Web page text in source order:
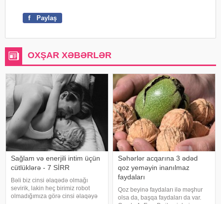
f Paylaş
OXŞAR XƏBƏRLƏR
Sağlam və enerjili intim üçün
cütlüklərə - 7 SİRR
Bəli biz cinsi əlaqədə olmağı
sevirik, lakin heç birimiz robot
olmadığımıza görə cinsi əlaqəyə
Səhərlər acqarına 3 ədəd
qoz yeməyin inanılmaz
faydaları
Qoz beyinə faydaları ilə məşhur
olsa da, başqa faydaları da var.